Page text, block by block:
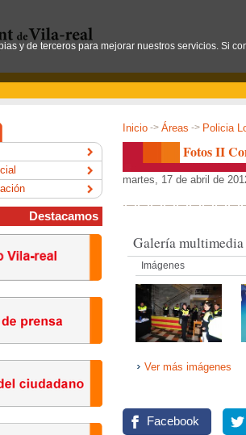
Inicio -> Áreas -> Policia
Fotos II
martes, 17 de abril de
Galería multimedia
Imágenes
Ver más imágenes
Facebook
Destacamos
y de terceros para mejorar nuestros servicios. Si